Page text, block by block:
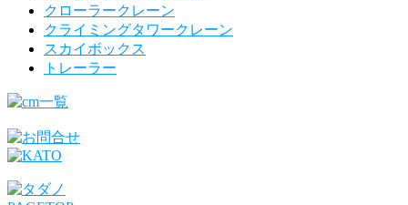
クローラークレーン
クライミングタワークレーン
スカイボックス
トレーラー